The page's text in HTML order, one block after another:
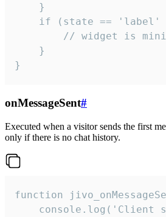
    }
if (state == 'label'
// widget is
    }
}
onMessageSent#
Executed when a visitor sends the first
only if there is no chat history.
function
console.log('Client